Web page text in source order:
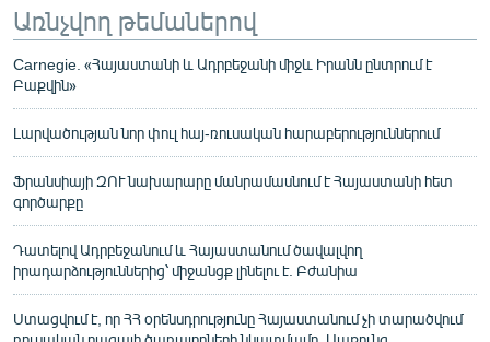
Առնչվող թեմաներով
Carnegie. «Հայաստանի և Ադրբեջանի միջև Իրանն ընտրում է
Բաքվին»
Լարվածության նոր փուլ հայ-ռուսական հարաբերություններում
Ֆրանսիայի ԶՈՒ նախարարը մանրամասնում է Հայաստանի հետ
գործարքը
Դատելով Ադրբեջանում և Հայաստանում ծավալվող
իրադարձություններից՝ միջանցք լինելու է. Բժանիա
Ստացվում է, որ ՀՀ օրենսդրությունը Հայաստանում չի տարածվում